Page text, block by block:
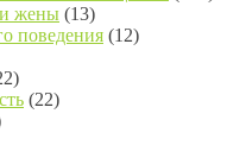
жены (13)
поведения (12)
(22)